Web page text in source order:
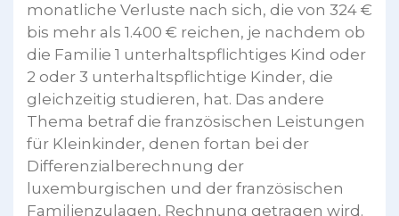
monatliche Verluste nach sich, die von 324 €
bis mehr als 1.400 € reichen, je nachdem ob
die Familie 1 unterhaltspflichtiges Kind oder
2 oder 3 unterhaltspflichtige Kinder, die
gleichzeitig studieren, hat. Das andere
Thema betraf die französischen Leistungen
für Kleinkinder, denen fortan bei der
Differenzialberechnung der
luxemburgischen und der französischen
Familienzulagen, Rechnung getragen wird.